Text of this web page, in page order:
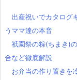
出産祝いでカタログ
うママ達の本音
祇園祭の粽(ちまき)
合など徹底解説
お弁当の作り置きを